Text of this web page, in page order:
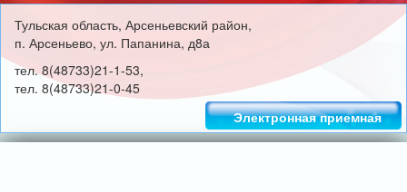
Тульская область, Арсеньевский район,
п. Арсеньево, ул. Папанина, д8а
тел. 8(48733)21-1-53,
тел. 8(48733)21-0-45
Электронная приемная